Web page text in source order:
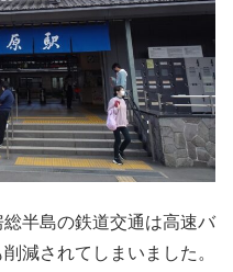
半島の鉄道交通は高速バ
減されてしまいました。